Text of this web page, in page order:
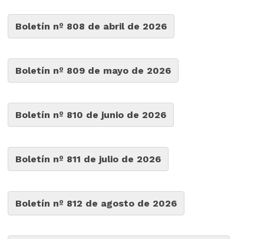
Boletín nº 808 de abril de 2026
Boletín nº 809 de mayo de 2026
Boletín nº 810 de junio de 2026
Boletín nº 811 de julio de 2026
Boletín nº 812 de agosto de 2026